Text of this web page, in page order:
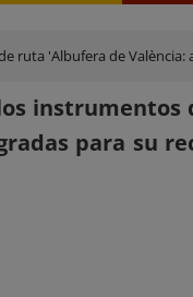
actuaciones integradas para su
instrumentos
para su